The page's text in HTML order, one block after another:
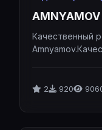
AMNYAMOV
Качественный
2 920